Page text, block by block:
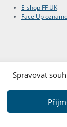
Spravovat
E-shop FF UK
Face Up